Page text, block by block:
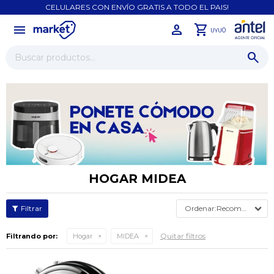
CELULARES CON ENVÍO GRATIS A TODO EL PAIS!
menu UYU0
HOGAR MIDEA
Recomendados
Filtrando por: Hogar MIDEA Quitar filtros
close